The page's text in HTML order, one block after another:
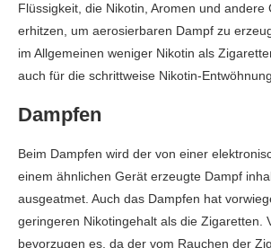
Flüssigkeit, die Nikotin, Aromen und andere
erhitzen, um aerosierbaren Dampf zu
im Allgemeinen weniger Nikotin als
auch für die schrittweise Nikotin-
Dampfen
Beim Dampfen wird der von einer
einem ähnlichen Gerät erzeugte Dampf
ausgeatmet. Auch das Dampfen hat
geringeren Nikotingehalt als die Zigaretten.
bevorzugen es, da der vom Rauchen der